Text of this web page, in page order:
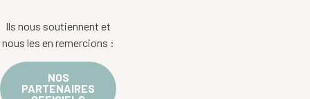
Ils nous soutiennent et
nous les en remercions :
NOS
PARTENAIRES